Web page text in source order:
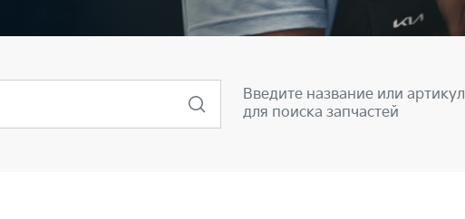
Введите название или артикул
для поиска запчастей